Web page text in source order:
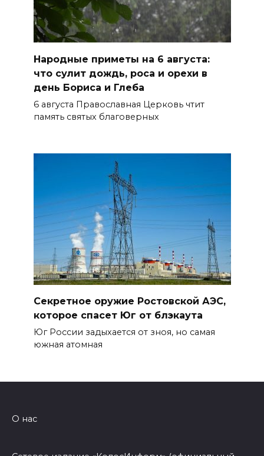
Народные приметы на 6 августа:
что сулит дождь, роса и орехи в
день Бориса и Глеба
6 августа Православная Церковь чтит
память святых благоверных
Секретное оружие Ростовской АЭС,
которое спасет Юг от блэкаута
Юг России задыхается от зноя, но самая
южная атомная
О нас